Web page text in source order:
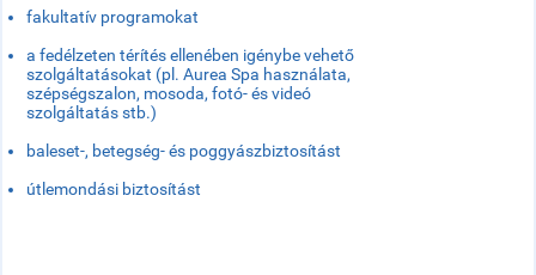
fakultatív programokat
a fedélzeten térítés ellenében igénybe vehető
szolgáltatásokat (pl. Aurea Spa használata,
szépségszalon, mosoda, fotó- és videó
szolgáltatás stb.)
baleset-, betegség- és poggyászbiztosítást
útlemondási biztosítást